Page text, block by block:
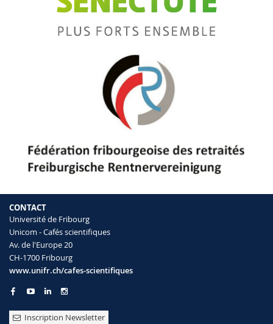
CONTACT
Université de Fribourg
Unicom - Cafés scientifiques
Av. de l'Europe 20
CH-1700 Fribourg
www.unifr.ch/cafes-scientifiques
Inscription Newsletter